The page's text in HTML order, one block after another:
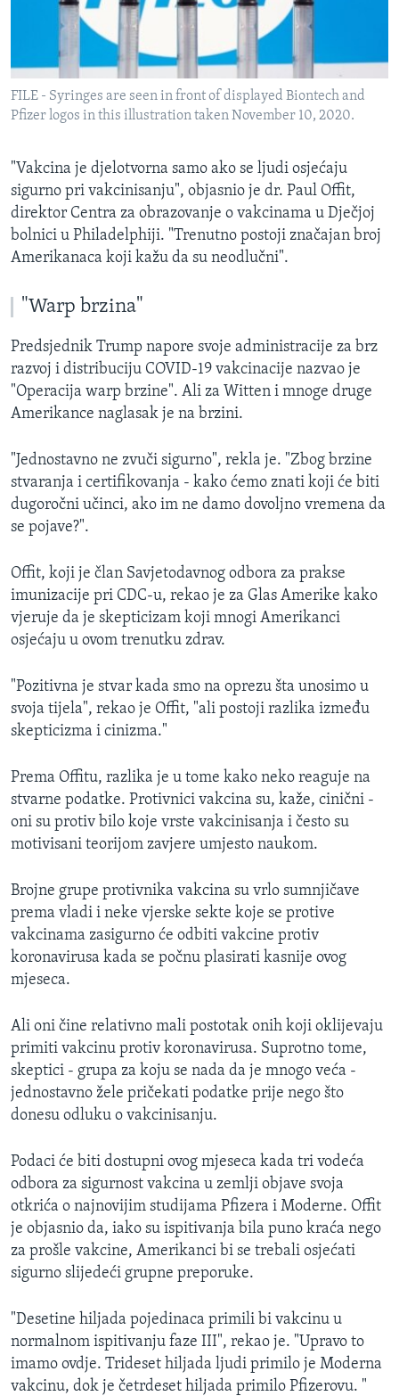
FILE - Syringes are seen in front of displayed Biontech and
Pfizer logos in this illustration taken November 10, 2020.
"Vakcina je djelotvorna samo ako se ljudi osjećaju
sigurno pri vakcinisanju", objasnio je dr. Paul Offit,
direktor Centra za obrazovanje o vakcinama u Dječjoj
bolnici u Philadelphiji. "Trenutno postoji značajan broj
Amerikanaca koji kažu da su neodlučni".
"Warp brzina"
Predsjednik Trump napore svoje administracije za brz
razvoj i distribuciju COVID-19 vakcinacije nazvao je
"Operacija warp brzine". Ali za Witten i mnoge druge
Amerikance naglasak je na brzini.
"Jednostavno ne zvuči sigurno", rekla je. "Zbog brzine
stvaranja i certifikovanja - kako ćemo znati koji će biti
dugoročni učinci, ako im ne damo dovoljno vremena da
se pojave?".
Offit, koji je član Savjetodavnog odbora za prakse
imunizacije pri CDC-u, rekao je za Glas Amerike kako
vjeruje da je skepticizam koji mnogi Amerikanci
osjećaju u ovom trenutku zdrav.
"Pozitivna je stvar kada smo na oprezu šta unosimo u
svoja tijela", rekao je Offit, "ali postoji razlika između
skepticizma i cinizma."
Prema Offitu, razlika je u tome kako neko reaguje na
stvarne podatke. Protivnici vakcina su, kaže, cinični -
oni su protiv bilo koje vrste vakcinisanja i često su
motivisani teorijom zavjere umjesto naukom.
Brojne grupe protivnika vakcina su vrlo sumnjičave
prema vladi i neke vjerske sekte koje se protive
vakcinama zasigurno će odbiti vakcine protiv
koronavirusa kada se počnu plasirati kasnije ovog
mjeseca.
Ali oni čine relativno mali postotak onih koji oklijevaju
primiti vakcinu protiv koronavirusa. Suprotno tome,
skeptici - grupa za koju se nada da je mnogo veća -
jednostavno žele pričekati podatke prije nego što
donesu odluku o vakcinisanju.
Podaci će biti dostupni ovog mjeseca kada tri vodeća
odbora za sigurnost vakcina u zemlji objave svoja
otkrića o najnovijim studijama Pfizera i Moderne. Offit
je objasnio da, iako su ispitivanja bila puno kraća nego
za prošle vakcine, Amerikanci bi se trebali osjećati
sigurno slijedeći grupne preporuke.
"Desetine hiljada pojedinaca primili bi vakcinu u
normalnom ispitivanju faze III", rekao je. "Upravo to
imamo ovdje. Trideset hiljada ljudi primilo je Moderna
vakcinu, dok je četrdeset hiljada primilo Pfizerovu. "